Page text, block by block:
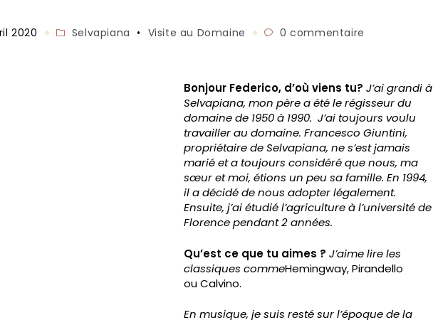
2020
PostSelvapiana • Visite au Domaine
Commentaires
0 commentaire
Bonjour Federico, d’où viens tu? J’ai grandi à
Selvapiana, mon père a été le régisseur du
domaine de 1950 à 1990. J’ai toujours voulu
travailler au domaine. Francesco Giuntini,
propriétaire de Selvapiana, ne s’est jamais
marié et a toujours considéré que nous, ma
sœur et moi, étions un peu sa famille. En 1994,
il a décidé de nous adopter légalement.
Ensuite, j’ai étudié l’agriculture à l’université de
Florence pendant 2 années.
Qu’est ce que tu aimes ? J’aime lire les
classiques commeHemingway, Pirandello
ou Calvino.
En musique, je suis resté sur l’époque de la